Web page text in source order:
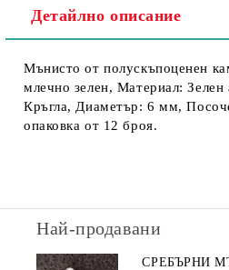
Детайлно описание
Мънисто от полускъпоценен
млечно зелен, Материал:
Кръгла, Диаметър: 6 мм,
опаковка от 12 броя.
Най-продавани
СРЕБЪРНИ